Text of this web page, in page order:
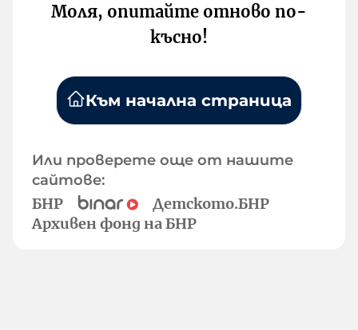
Моля, опитайте отново по-
късно!
Към начална страница
Или проверете още от нашите
сайтове:
БНР
Детското.БНР
Архивен фонд на БНР